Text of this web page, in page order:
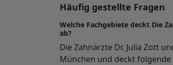
Häufig gestellte Fragen
Welche Fachgebiete deckt Die
ab?
Die Zahnärzte Dr. Julia Zott
München und deckt folgende